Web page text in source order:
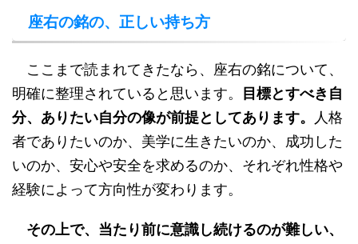
座右の銘の、正しい持ち方
ここまで読まれてきたなら、座右の銘について、
明確に整理されていると思います。
目標とすべき自
分、ありたい自分の像が前提としてあります。
人格
者でありたいのか、美学に生きたいのか、成功した
いのか、安心や安全を求めるのか、それぞれ性格や
経験によって方向性が変わります。
その上で、当たり前に意識し続けるのが難しい、